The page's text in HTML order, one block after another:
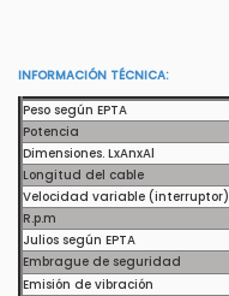
INFORMACIÓN TÉCNICA:
Peso según EPTA
Potencia
Dimensiones. LxAnxAl
Longitud del cable
Velocidad variable (interruptor)
R.p.m
Julios según EPTA
Embrague de seguridad
Emisión de vibración